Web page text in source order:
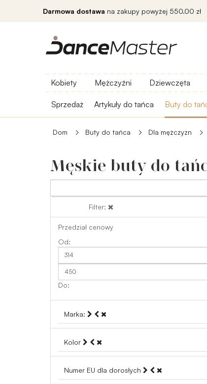
Darmowa dostawa na zakupy powyżej 550.00 zł
Kobiety Mężczyźni Dziewczęta
Sprzedaż Artykuły do ​​tańca Buty do
Dom Buty do tańca Dla mężczyzn
Męskie buty do
Filter:
Przedział cenowy
Marka:
Kolor
Numer EU dla dorosłych